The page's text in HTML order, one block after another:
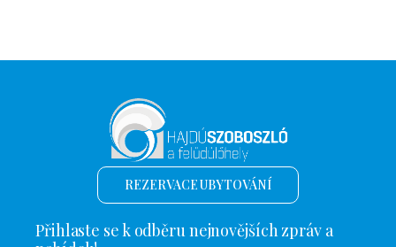
REZERVACE UBYTOVÁNÍ
Přihlaste se k odběru nejnovějších zpráv a